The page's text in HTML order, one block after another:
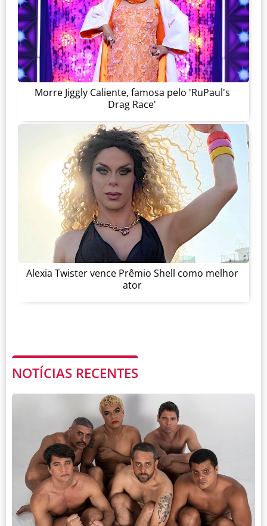
Morre Jiggly Caliente, famosa pelo 'RuPaul's
Drag Race'
Alexia Twister vence Prêmio Shell como melhor
ator
NOTÍCIAS RECENTES